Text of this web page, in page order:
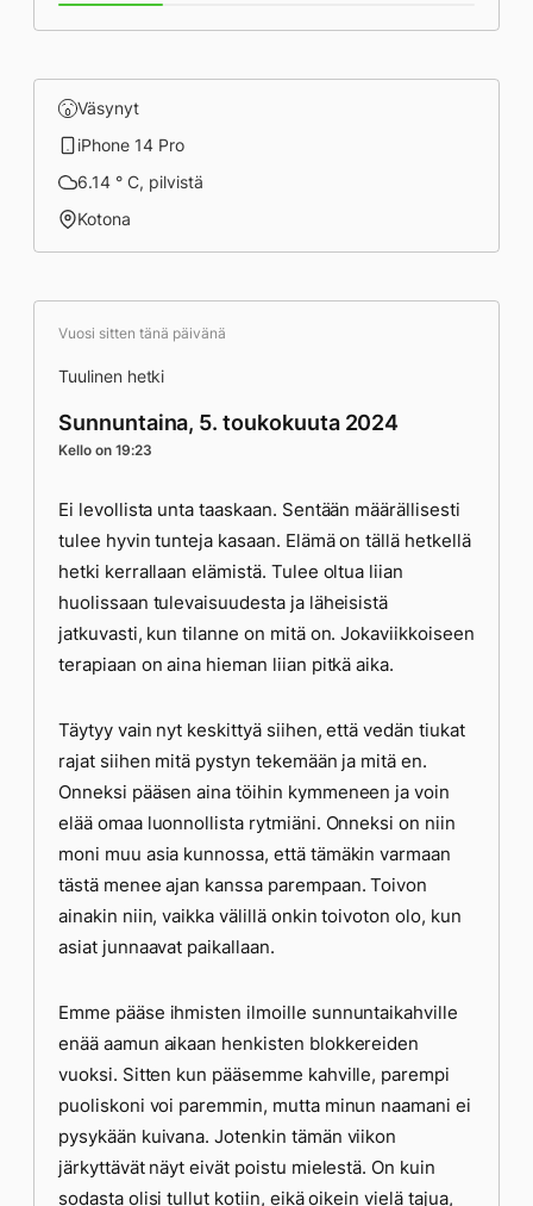
Väsynyt
iPhone 14 Pro
6.14 ° C, pilvistä
Kotona
Vuosi sitten tänä päivänä
Tuulinen hetki
Sunnuntaina, 5. toukokuuta 2024
Kello on 19:23
Ei levollista unta taaskaan. Sentään määrällisesti
tulee hyvin tunteja kasaan. Elämä on tällä hetkellä
hetki kerrallaan elämistä. Tulee oltua liian
huolissaan tulevaisuudesta ja läheisistä
jatkuvasti, kun tilanne on mitä on. Jokaviikkoiseen
terapiaan on aina hieman liian pitkä aika.
Täytyy vain nyt keskittyä siihen, että vedän tiukat
rajat siihen mitä pystyn tekemään ja mitä en.
Onneksi pääsen aina töihin kymmeneen ja voin
elää omaa luonnollista rytmiäni. Onneksi on niin
moni muu asia kunnossa, että tämäkin varmaan
tästä menee ajan kanssa parempaan. Toivon
ainakin niin, vaikka välillä onkin toivoton olo, kun
asiat junnaavat paikallaan.
Emme pääse ihmisten ilmoille sunnuntaikahville
enää aamun aikaan henkisten blokkereiden
vuoksi. Sitten kun pääsemme kahville, parempi
puoliskoni voi paremmin, mutta minun naamani ei
pysykään kuivana. Jotenkin tämän viikon
järkyttävät näyt eivät poistu mielestä. On kuin
sodasta olisi tullut kotiin, eikä oikein vielä tajua,